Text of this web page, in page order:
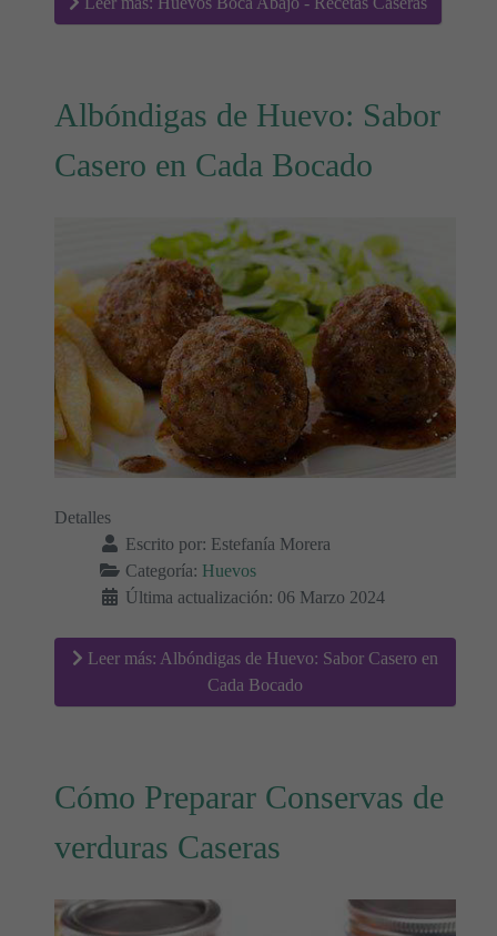
Albóndigas de Huevo: Sabor
Casero en Cada Bocado
Detalles
Escrito por: Estefanía Morera
Categoría: Huevos
Última actualización: 06 Marzo 2024
Leer más: Albóndigas de Huevo: Sabor Casero en
Cada Bocado
Cómo Preparar Conservas de
verduras Caseras